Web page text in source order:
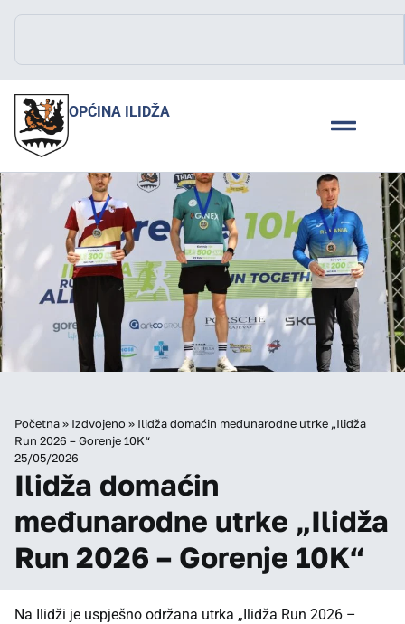
OPĆINA ILIDŽA
Početna» Izdvojeno » Ilidža domaćin međunarodne utrke „Ilidža
Run 2026 – Gorenje 10K“
25/05/2026
Ilidža domaćin
međunarodne utrke „Ilidža
Run 2026 – Gorenje 10K“
Na Ilidži je uspješno održana utrka „Ilidža Run 2026 –